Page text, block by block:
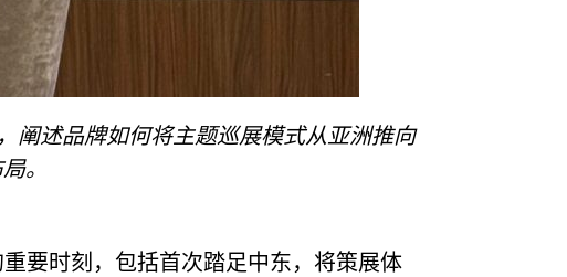
阐述品牌如何将主题巡展模式从亚洲推向
。
要时刻，包括首次踏足中东，将策展体